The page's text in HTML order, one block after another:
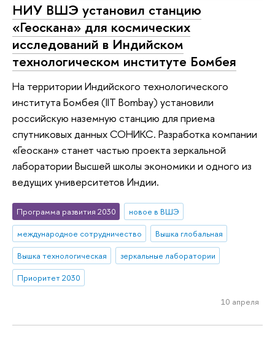
НИУ ВШЭ установил станцию
«Геоскана» для космических
исследований в Индийском
технологическом институте Бомбея
На территории Индийского технологического
института Бомбея (IIT Bombay) установили
российскую наземную станцию для приема
спутниковых данных СОНИКС. Разработка компании
«Геоскан» станет частью проекта зеркальной
лаборатории Высшей школы экономики и одного из
ведущих университетов Индии.
Программа развития 2030
новое в ВШЭ
международное сотрудничество
Вышка глобальная
Вышка технологическая
зеркальные лаборатории
Приоритет 2030
10 апреля